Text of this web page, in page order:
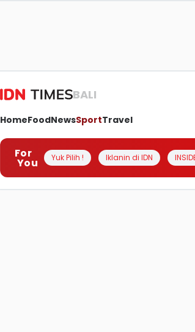
BALI
HomeFoodNewsSportTravel
For
You Yuk Pilih ! Iklanin di IDN